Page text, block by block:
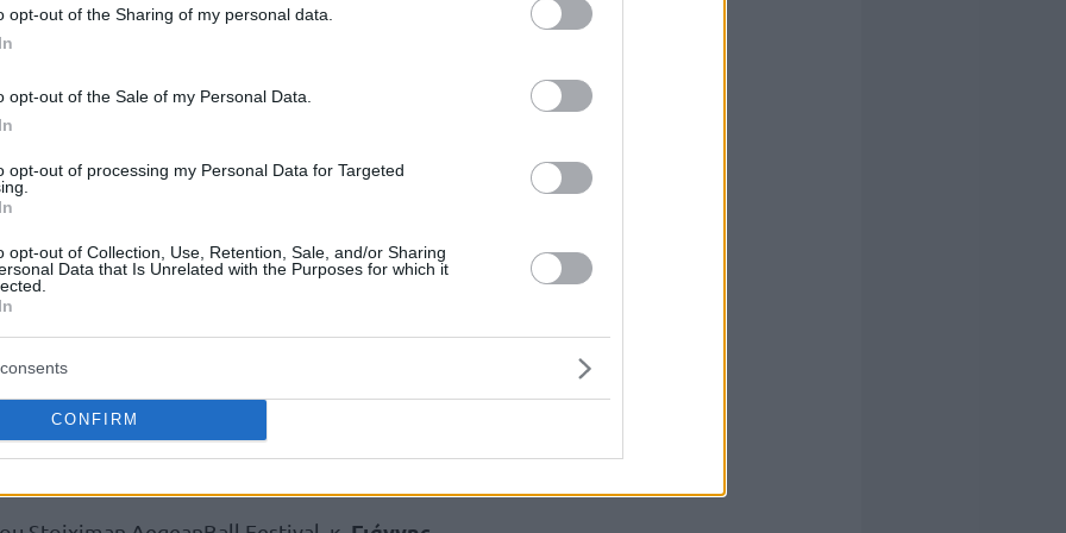
opt-out of the Sharing of my personal data.
opt-out of the Sale of my Personal Data.
opt-out of processing my Personal Data for Targeted
opt-out of Collection, Use, Retention, Sale, and/or Sharing
Data that Is Unrelated with the Purposes for which it
CONFIRM
Γιάννης Λάσκαρης
του Δήμου Σύρου-Ερμούπολης με την
αυτή τη διοργάνωση. Οι άνθρωποι του
ζητήσουμε όλα αυτά τα χρόνια και
φετινή μας προετοιμασία. Ένα μεγάλο
Νοτίου Αιγαίου, σε όλους τους χορηγούς
στήριξη από πολλούς τοπικούς χορηγούς τους
μας είναι να βλέπουμε την Πλατεία
όλων των ηλικιών, μικρούς και
αθλητισμό και τον αθλητικό
Πλατείας Μιαούλη θα ταξιδέψει όχι μόνο σε
TVαλλά και στο εξωτερικό στην ομογένεια,